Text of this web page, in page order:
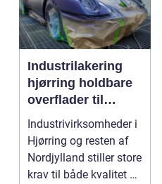
Industrilakering
hjørring holdbare
overflader til
industri og erhverv
Industrivirksomheder i
Hjørring og resten af
Nordjylland stiller store
krav til både kvalitet og